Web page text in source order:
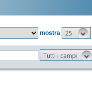
mostra
25
Tutti i campi